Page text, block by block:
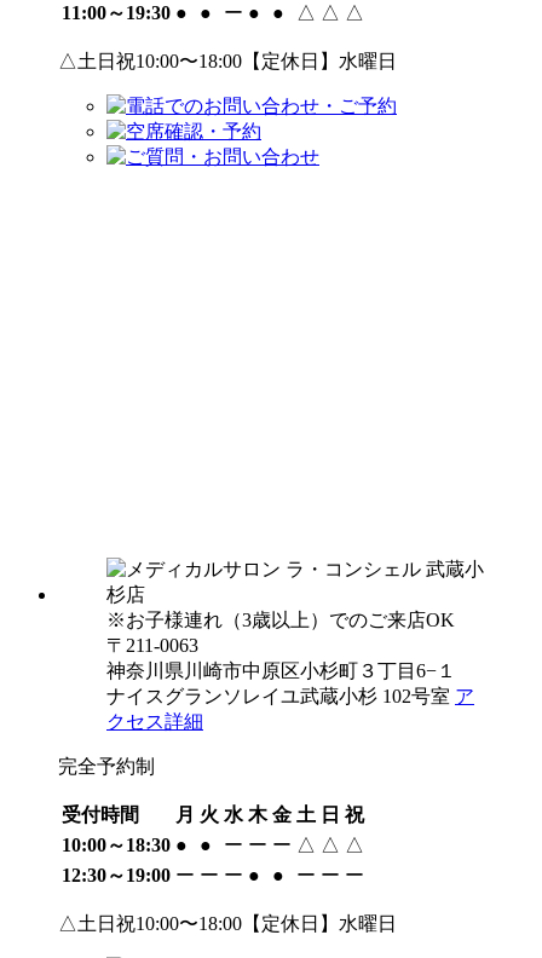
11:00～19:30 ● ● ー ● ● △ △ △
△土日祝10:00〜18:00【定休日】水曜日
※お子様連れ（3歳以上）でのご来店OK
〒211-0063
神奈川県川崎市中原区小杉町３丁目6−１
ナイスグランソレイユ武蔵小杉 102号室 ア
クセス詳細
完全予約制
受付時間 月 火 水 木 金 土 日 祝
10:00～18:30 ● ● ー ー ー △ △ △
12:30～19:00 ー ー ー ● ● ー ー ー
△土日祝10:00〜18:00【定休日】水曜日